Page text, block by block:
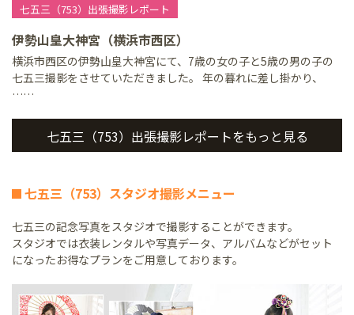
七五三（753）出張撮影レポート
伊勢山皇大神宮（横浜市西区）
横浜市西区の伊勢山皇大神宮にて、7歳の女の子と5歳の男の子の
七五三撮影をさせていただきました。 年の暮れに差し掛かり、
……
七五三（753）出張撮影レポートをもっと見る
七五三（753）スタジオ撮影メニュー
七五三の記念写真をスタジオで撮影することができます。
スタジオでは衣装レンタルや写真データ、アルバムなどがセット
になったお得なプランをご用意しております。